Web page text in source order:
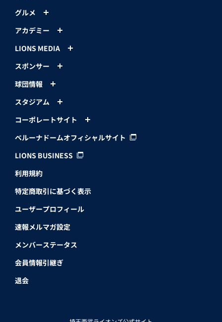
グルメ
アカデミー
LIONS MEDIA
スポンサー
球団情報
スタジアム
コーポレートサイト
ベルーナドームオフィシャルサイト
LIONS BUSINESS
利用規約
特定商取引に基づく表示
ユーザープロフィール
速報メルマガ設定
メンバーステータス
会員情報引継ぎ
退会